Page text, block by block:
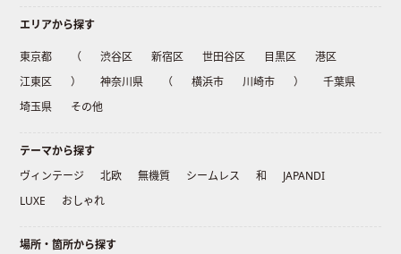
エリアから探す
東京都 （ 渋谷区 新宿区 世田谷区 目黒区
港区
江東区
） 神奈川県 （ 横浜市 川崎市 ）
千葉県
埼玉県
その他
テーマから探す
ヴィンテージ
北欧 無機質 シームレス 和
JAPANDI
LUXE
おしゃれ
場所・箇所から探す